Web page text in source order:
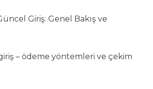
Giriş: Genel Bakış ve
– ödeme yöntemleri ve çekim